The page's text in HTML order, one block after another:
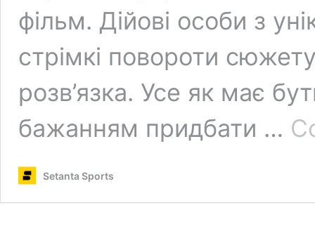
фільм. Дійові особи з
стрімкі повороти
розв’язка. Усе як має
бажанням придбати …
Setanta Sports